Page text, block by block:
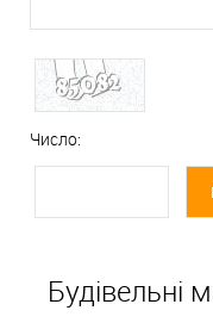
Число:
Будівельні